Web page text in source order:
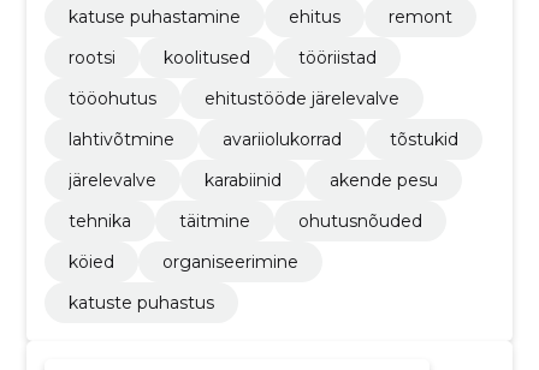
katuse puhastamine
ehitus
remont
rootsi
koolitused
tööriistad
tööohutus
ehitustööde järelevalve
lahtivõtmine
avariiolukorrad
tõstukid
järelevalve
karabiinid
akende pesu
tehnika
täitmine
ohutusnõuded
köied
organiseerimine
katuste puhastus